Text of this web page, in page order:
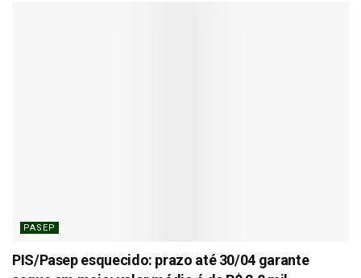
PASEP
PIS/Pasep esquecido: prazo até 30/04 garante